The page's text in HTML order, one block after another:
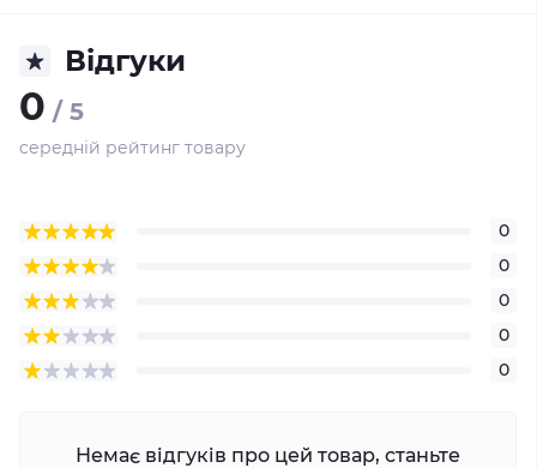
Відгуки
0 / 5
середній рейтинг товару
0
0
0
0
0
Немає відгуків про цей товар, станьте